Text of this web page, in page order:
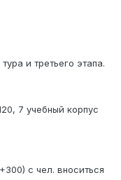
и третьего этапа.
7 учебный корпус
с чел. вноситься